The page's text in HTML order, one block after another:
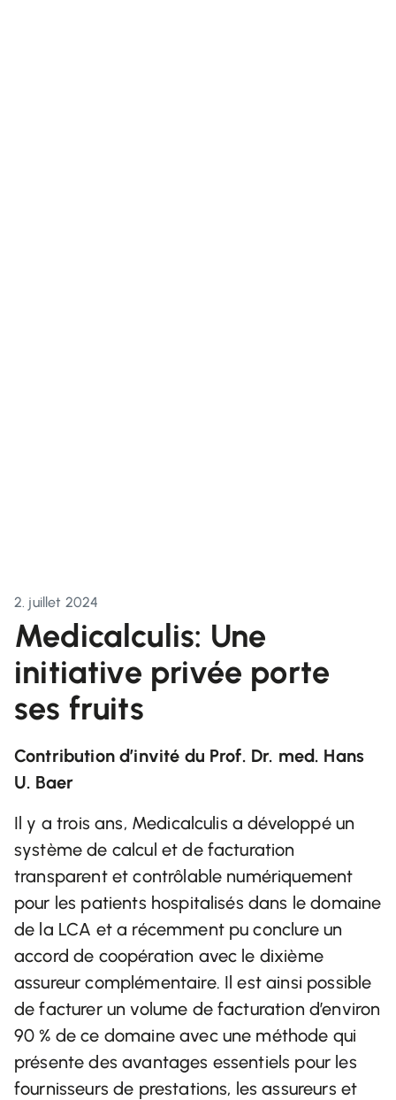
2. juillet 2024
Medicalculis: Une
initiative privée porte
ses fruits
Contribution d’invité du Prof. Dr. med. Hans
U. Baer
Il y a trois ans, Medicalculis a développé un
système de calcul et de facturation
transparent et contrôlable numériquement
pour les patients hospitalisés dans le domaine
de la LCA et a récemment pu conclure un
accord de coopération avec le dixième
assureur complémentaire. Il est ainsi possible
de facturer un volume de facturation d’environ
90 % de ce domaine avec une méthode qui
présente des avantages essentiels pour les
fournisseurs de prestations, les assureurs et